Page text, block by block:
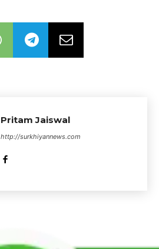
Pritam Jaiswal
http://surkhiyannews.com